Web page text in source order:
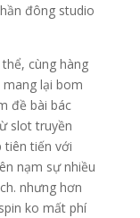
đông studio
cùng hàng
lại bom
đề bài bác
slot truyền
tiên tiến với
nạm sự nhiều
nhưng hơn
ko mất phí